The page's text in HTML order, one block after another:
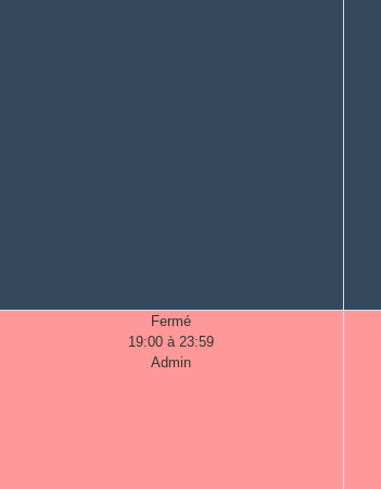
Fermé
19:00 à 23:59
Admin